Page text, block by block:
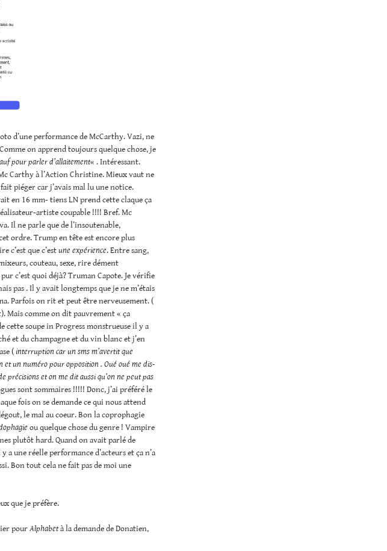
d’une performance de McCarthy. Vazi, ne
on apprend toujours quelque chose, je
pour parler d’allaitement« . Intéressant.
Carthy à l’Action Christine. Mieux vaut ne
piéger car j’avais mal lu une notice.
en 16 mm- tiens LN prend cette claque ça
artiste coupable !!!! Bref. Mc
Il ne parle que de l’insoutenable,
ordre. Trump en tête est encore plus
c’est que c’estune expérience. Entre sang,
couteau, sexe, rire dément
c’est quoi déjà? Truman Capote. Je vérifie
pas . Il y avait longtemps que je ne m’étais
Parfois on rit et peut être nerveusement. (
Mais comme on dit pauvrement « ça
cette soupe in Progress monstrueuse il y a
et du champagne et du vin blanc et j’en
(interruption car un sms m’avertit que
et un numéro pour opposition . Oué oué me dis-
précisions et on me dit aussi qu’on ne peut pas
sont sommaires !!!!! Donc, j’ai préféré le
fois on se demande ce qui nous attend
le mal au coeur. Bon la coprophagie
ou quelque chose du genre ! Vampire
plutôt hard. Quand on avait parlé de
une réelle performance d’acteurs et ça n’a
Bon tout cela ne fait pas de moi une
que je préfère.
pourAlphabetà la demande de Donatien,